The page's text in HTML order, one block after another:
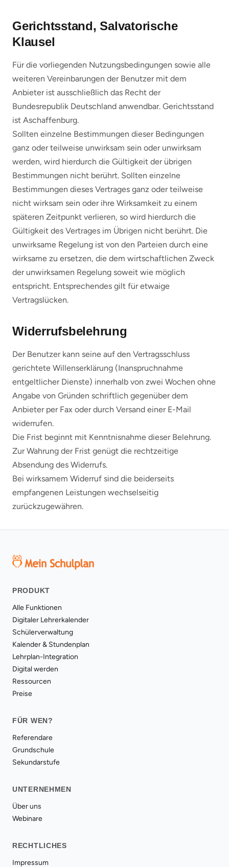
Gerichtsstand, Salvatorische
Klausel
Für die vorliegenden Nutzungsbedingungen sowie alle
weiteren Vereinbarungen der Benutzer mit dem
Anbieter ist ausschließlich das Recht der
Bundesrepublik Deutschland anwendbar. Gerichtsstand
ist Aschaffenburg.
Sollten einzelne Bestimmungen dieser Bedingungen
ganz oder teilweise unwirksam sein oder unwirksam
werden, wird hierdurch die Gültigkeit der übrigen
Bestimmungen nicht berührt. Sollten einzelne
Bestimmungen dieses Vertrages ganz oder teilweise
nicht wirksam sein oder ihre Wirksamkeit zu einem
späteren Zeitpunkt verlieren, so wird hierdurch die
Gültigkeit des Vertrages im Übrigen nicht berührt. Die
unwirksame Regelung ist von den Parteien durch eine
wirksame zu ersetzen, die dem wirtschaftlichen Zweck
der unwirksamen Regelung soweit wie möglich
entspricht. Entsprechendes gilt für etwaige
Vertragslücken.
Widerrufsbelehrung
Der Benutzer kann seine auf den Vertragsschluss
gerichtete Willenserklärung (Inanspruchnahme
entgeltlicher Dienste) innerhalb von zwei Wochen ohne
Angabe von Gründen schriftlich gegenüber dem
Anbieter per Fax oder durch Versand einer E-Mail
widerrufen.
Die Frist beginnt mit Kenntnisnahme dieser Belehrung.
Zur Wahrung der Frist genügt die rechtzeitige
Absendung des Widerrufs.
Bei wirksamem Widerruf sind die beiderseits
empfangenen Leistungen wechselseitig
zurückzugewähren.
PRODUKT
Alle Funktionen
Digitaler Lehrerkalender
Schülerverwaltung
Kalender & Stundenplan
Lehrplan-Integration
Digital werden
Ressourcen
Preise
FÜR WEN?
Referendare
Grundschule
Sekundarstufe
UNTERNEHMEN
Über uns
Webinare
RECHTLICHES
Impressum